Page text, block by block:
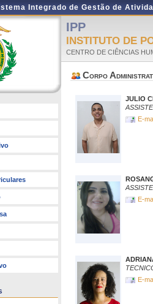
Integrado de Gestão de
IPP
INSTITUTO DE
CENTRO DE CIÊNCIAS
Corpo
JULIO
E-
E-
E-